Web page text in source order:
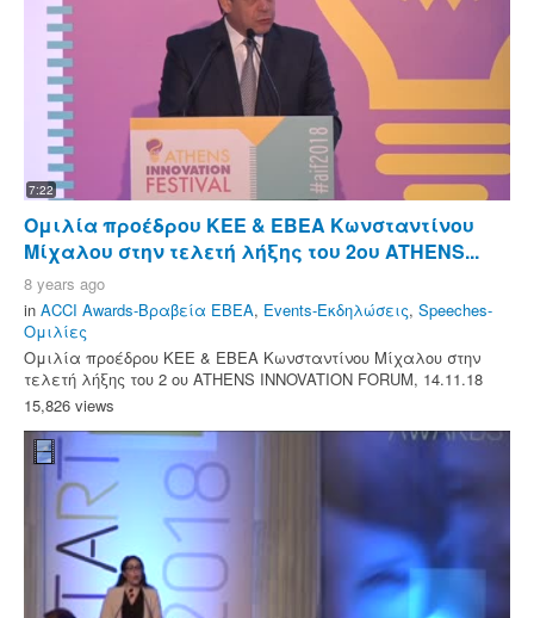
7:22
Ομιλία προέδρου ΚΕΕ & ΕΒΕΑ Κωνσταντίνου
Μίχαλου στην τελετή λήξης του 2ου ATHENS...
8 years ago
in ACCI Awards-Βραβεία ΕΒΕΑ, Events-Εκδηλώσεις, Speeches-
Ομιλίες
Ομιλία προέδρου ΚΕΕ & ΕΒΕΑ Κωνσταντίνου Μίχαλου στην
τελετή λήξης του 2 ου ATHENS INNOVATION FORUM, 14.11.18
15,826 views